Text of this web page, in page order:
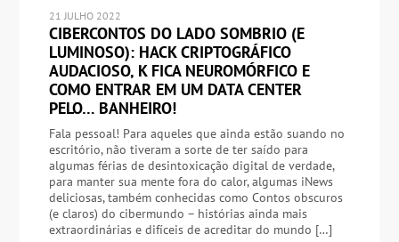
21 JULHO 2022
CIBERCONTOS DO LADO SOMBRIO (E
LUMINOSO): HACK CRIPTOGRÁFICO
AUDACIOSO, K FICA NEUROMÓRFICO E
COMO ENTRAR EM UM DATA CENTER
PELO… BANHEIRO!
Fala pessoal! Para aqueles que ainda estão suando no
escritório, não tiveram a sorte de ter saído para
algumas férias de desintoxicação digital de verdade,
para manter sua mente fora do calor, algumas iNews
deliciosas, também conhecidas como Contos obscuros
(e claros) do cibermundo – histórias ainda mais
extraordinárias e difíceis de acreditar do mundo […]